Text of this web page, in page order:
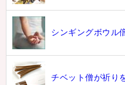
シンギングボウル
チベット僧が祈り